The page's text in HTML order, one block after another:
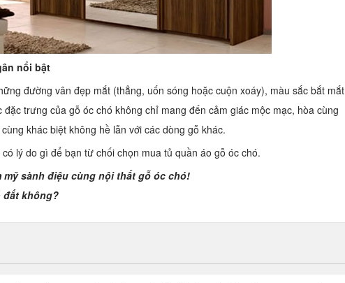
nổi bật
đường vân đẹp mắt (thẳng, uốn sóng hoặc cuộn xoáy), màu sắc bắt mắt
trưng của gỗ óc chó không chỉ mang đến cảm giác mộc mạc, hòa cùng
khác biệt không hề lẫn với các dòng gỗ khác.
lý do gì để bạn từ chối chọn mua tủ quần áo gỗ óc chó.
mỹ sành điệu cùng nội thất gỗ óc chó!
đắt không?